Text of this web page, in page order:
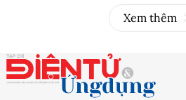
Xem thêm